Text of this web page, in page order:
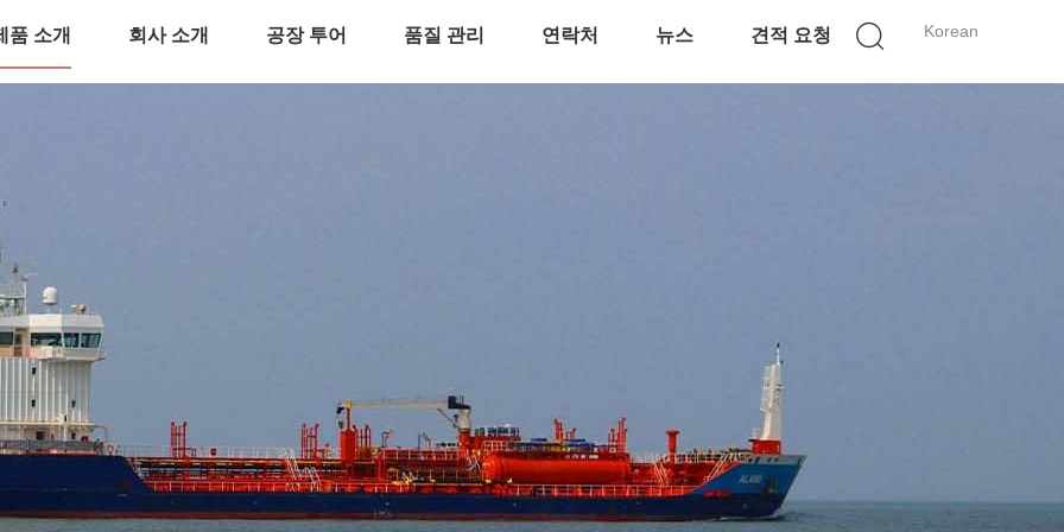
Korean
품 소개 회사 소개 공장 투어 품질 관리 연락처 뉴스 견적 요청